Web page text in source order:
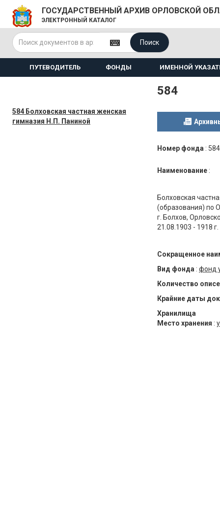
ГОСУДАРСТВЕННЫЙ АРХИВ ОРЛОВСКОЙ
ЭЛЕКТРОННЫЙ КАТАЛОГ
Поиск
ПУТЕВОДИТЕЛЬ ФОНДЫ ИМЕННОЙ
584 Болховская частная женская
гимназия Н.П. Паниной
584
Номер фонда : 584
Наименование :
Болховская
(образования) по
г. Болхов,
21.08.1903 - 1918 г.
Сокращенное
Вид фонда : фонд
Количество
Крайние даты
Хранилища
Место хранения :